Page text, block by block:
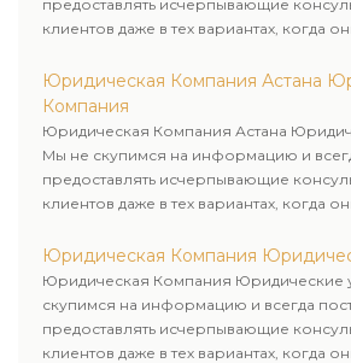
предоставлять исчерпывающие
клиентов даже в тех вариантах, когда
пользовались юридическими
Юридическая Компания Астана
Компания
Юридическая Компания Астана
Мы не скупимся на информацию и
предоставлять исчерпывающие
клиентов даже в тех вариантах, когда
пользовались юридическими
Юридическая Компания
Юридическая Компания Юридические
скупимся на информацию и всегда
предоставлять исчерпывающие
клиентов даже в тех вариантах, когда